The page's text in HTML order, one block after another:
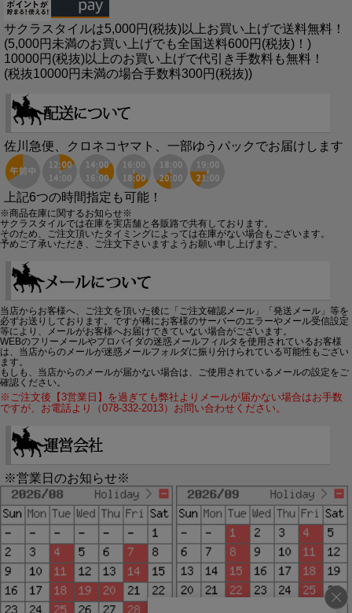
サクラスタイルは5,000円(税抜)以上お買い上げで送料無料！
(5,000円未満のお買い上げでも全国送料600円(税抜)！)
10000円(税抜)以上のお買い上げで代引き手数料も無料！
(税抜10000円未満の場合手数料300円(税抜))
佐川急便、クロネコヤマト、一部ゆうパックでお届けします
上記6つの時間指定も可能！
※商品在庫に関するお知らせ※
サクラスタイルでは在庫を実店舗と各販路で共有しております。
そのため、ご注文頂いたタイミングによっては在庫がない場合もございます。
予めご了承いただき、ご注文下さいますようお願い申し上げます。
当店からお客様へ、ご注文を頂いた後に「ご注文確認メール」「発送メール」等を
必ずお送りしております。ですが稀にお客様のサーバーのエラーやメール受信設定
等により、メールがお客様へお届けできていない場合がございます。
WEBのフリーメールやプロバイダの迷惑メールフィルタを使用されているお客様
は、当店からのメールが迷惑メールフォルダに振り分けられている可能性もござい
ます。
もしも、当店からのメールが届かない場合は、ご使用されているメールの設定をご
確認ください。
※ご注文後【3営業日】を過ぎても弊社よりメールが届かない場合はお手数
ですが、お電話より（078-332-2013）お問い合わせください。
※営業日のお知らせ※